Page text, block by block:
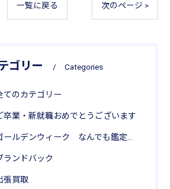
一覧に戻る 次のページ >
ゴリー Categories
てのカテゴリー
卒業・新就職おめでとうございます
ールデンウィーク なんでも鑑定局 リサイクル思考
ランドバック
張買取